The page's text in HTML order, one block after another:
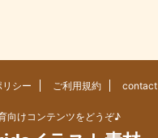
シー ご利用規約 contact
向けコンテンツをどうぞ♪